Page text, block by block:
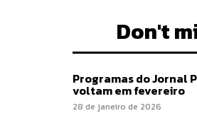
Don't
Programas do Jornal
voltam em fevereiro
28 de janeiro de 2026